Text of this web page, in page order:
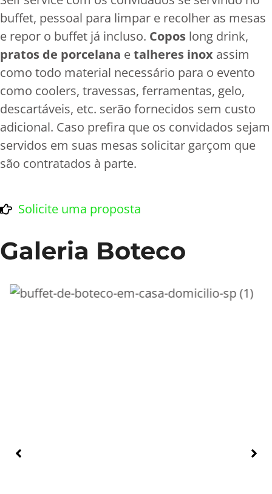
buffet, pessoal para limpar e recolher as mesas
e repor o buffet já incluso. Copos long drink,
pratos de porcelana etalheres inox assim
como todo material necessário para o evento
como coolers, travessas, ferramentas, gelo,
descartáveis, etc. serão fornecidos sem custo
adicional. Caso prefira que os convidados sejam
servidos em suas mesas solicitar garçom que
são contratados à parte.
Solicite uma proposta
Galeria Boteco